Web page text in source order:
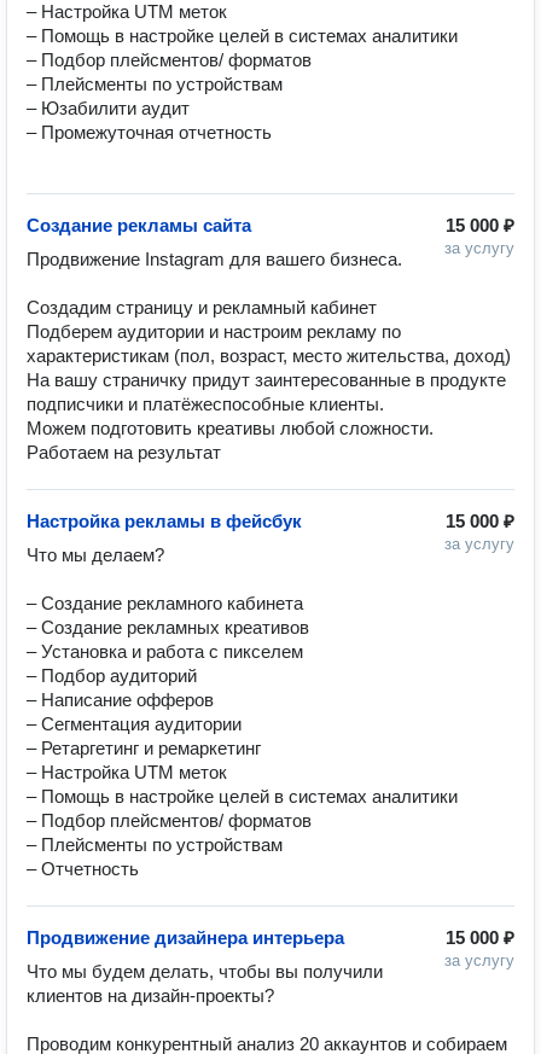
– Настройка UTM меток
– Помощь в настройке целей в системах аналитики
– Подбор плейсментов/ форматов
– Плейсменты по устройствам
– Юзабилити аудит
– Промежуточная отчетность
15 000 ₽
за услугу
Создание рекламы сайта
Продвижение Instagram для вашего бизнеса.
Создадим страницу и рекламный кабинет
Подберем аудитории и настроим рекламу по
характеристикам (пол, возраст, место жительства, доход)
На вашу страничку придут заинтересованные в продукте
подписчики и платёжеспособные клиенты.
Можем подготовить креативы любой сложности.
Работаем на результат
15 000 ₽
за услугу
Настройка рекламы в фейсбук
Что мы делаем?
– Создание рекламного кабинета
– Создание рекламных креативов
– Установка и работа с пикселем
– Подбор аудиторий
– Написание офферов
– Сегментация аудитории
– Ретаргетинг и ремаркетинг
– Настройка UTM меток
– Помощь в настройке целей в системах аналитики
– Подбор плейсментов/ форматов
– Плейсменты по устройствам
– Отчетность
15 000 ₽
за услугу
Продвижение дизайнера интерьера
Что мы будем делать, чтобы вы получили
клиентов на дизайн-проекты?
Проводим конкурентный анализ 20 аккаунтов и собираем